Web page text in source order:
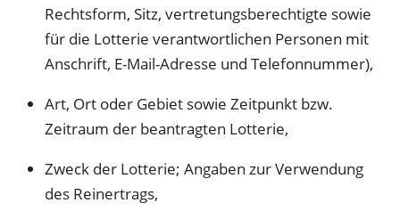
Rechtsform, Sitz, vertretungsberechtigte sowie
für die Lotterie verantwortlichen Personen mit
Anschrift, E-Mail-Adresse und Telefonnummer),
Art, Ort oder Gebiet sowie Zeitpunkt bzw.
Zeitraum der beantragten Lotterie,
Zweck der Lotterie; Angaben zur Verwendung
des Reinertrags,